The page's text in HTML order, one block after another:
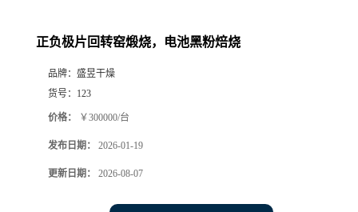
正负极片回转窑煅烧，电池黑粉焙烧
品牌： 盛昱干燥
货号： 123
价格： ￥300000/台
发布日期： 2026-01-19
更新日期： 2026-08-07